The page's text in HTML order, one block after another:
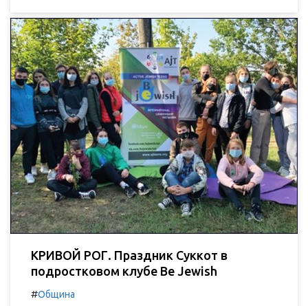
КРИВОЙ РОГ. Праздник Суккот в
подростковом клубе Be Jewish
#Община